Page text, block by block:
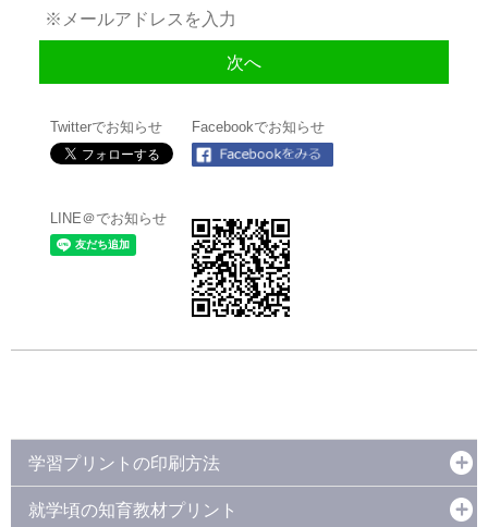
Twitterでお知らせ Facebookでお知らせ
LINE＠でお知らせ
学習プリントの印刷方法
就学頃の知育教材プリント